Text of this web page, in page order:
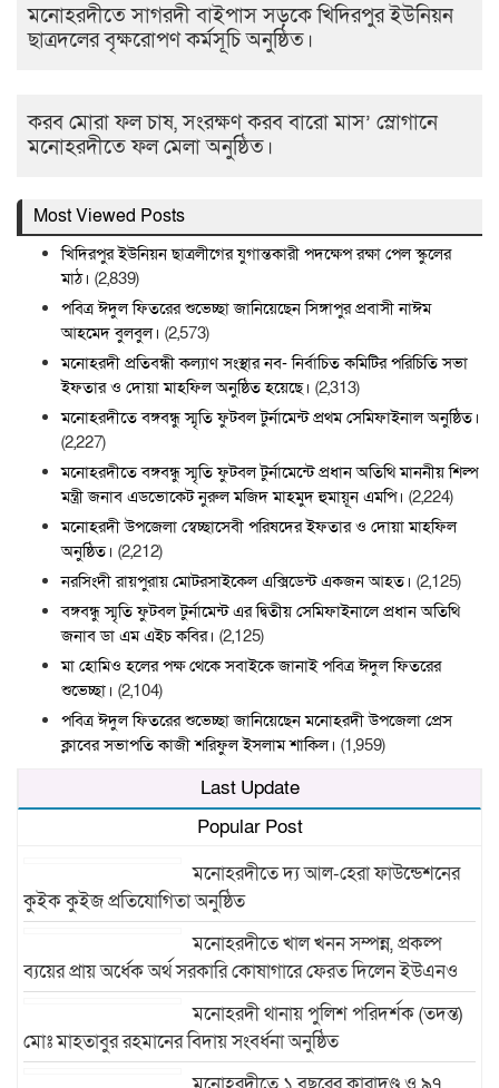
মনোহরদীতে সাগরদী বাইপাস সড়কে খিদিরপুর ইউনিয়ন
ছাত্রদলের বৃক্ষরোপণ কর্মসূচি অনুষ্ঠিত।
করব মোরা ফল চাষ, সংরক্ষণ করব বারো মাস’ স্লোগানে
মনোহরদীতে ফল মেলা অনুষ্ঠিত।
Most Viewed Posts
খিদিরপুর ইউনিয়ন ছাত্রলীগের যুগান্তকারী পদক্ষেপ রক্ষা পেল স্কুলের
মাঠ। (2,839)
পবিত্র ঈদুল ফিতরের শুভেচ্ছা জানিয়েছেন সিঙ্গাপুর প্রবাসী নাঈম
আহমেদ বুলবুল। (2,573)
মনোহরদী প্রতিবন্ধী কল্যাণ সংস্থার নব- নির্বাচিত কমিটির পরিচিতি সভা
ইফতার ও দোয়া মাহফিল অনুষ্ঠিত হয়েছে। (2,313)
মনোহরদীতে বঙ্গবন্ধু স্মৃতি ফুটবল টুর্নামেন্ট প্রথম সেমিফাইনাল অনুষ্ঠিত।
(2,227)
মনোহরদীতে বঙ্গবন্ধু স্মৃতি ফুটবল টুর্নামেন্টে প্রধান অতিথি মাননীয় শিল্প
মন্ত্রী জনাব এডভোকেট নুরুল মজিদ মাহমুদ হুমায়ূন এমপি। (2,224)
মনোহরদী উপজেলা স্বেচ্ছাসেবী পরিষদের ইফতার ও দোয়া মাহফিল
অনুষ্ঠিত। (2,212)
নরসিংদী রায়পুরায় মোটরসাইকেল এক্সিডেন্ট একজন আহত। (2,125)
বঙ্গবন্ধু স্মৃতি ফুটবল টুর্নামেন্ট এর দ্বিতীয় সেমিফাইনালে প্রধান অতিথি
জনাব ডা এম এইচ কবির। (2,125)
মা হোমিও হলের পক্ষ থেকে সবাইকে জানাই পবিত্র ঈদুল ফিতরের
শুভেচ্ছা। (2,104)
পবিত্র ঈদুল ফিতরের শুভেচ্ছা জানিয়েছেন মনোহরদী উপজেলা প্রেস
ক্লাবের সভাপতি কাজী শরিফুল ইসলাম শাকিল। (1,959)
Last Update
Popular Post
মনোহরদীতে দ্য আল-হেরা ফাউন্ডেশনের
কুইক কুইজ প্রতিযোগিতা অনুষ্ঠিত
মনোহরদীতে খাল খনন সম্পন্ন, প্রকল্প
ব্যয়ের প্রায় অর্ধেক অর্থ সরকারি কোষাগারে ফেরত দিলেন ইউএনও
মনোহরদী থানায় পুলিশ পরিদর্শক (তদন্ত)
মোঃ মাহতাবুর রহমানের বিদায় সংবর্ধনা অনুষ্ঠিত